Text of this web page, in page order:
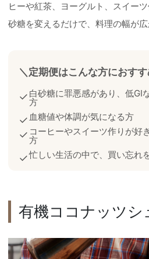
ヒーや紅茶、ヨーグルト、スイーツ
砂糖を変えるだけで、料理の幅が広
＼定期便はこんな方におすす
✓ 白砂糖に罪悪感があり、低GI
方
✓ 血糖値や体調が気になる方
✓ コーヒーやスイーツ作りが好
方
✓忙しい生活の中で、買い忘れ
有機ココナッツシ